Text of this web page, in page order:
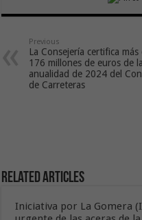
Previous
La Consejería certifica más
176 millones de euros de la
anualidad de 2024 del
de Carreteras
Related Articles
Iniciativa por La Gomera